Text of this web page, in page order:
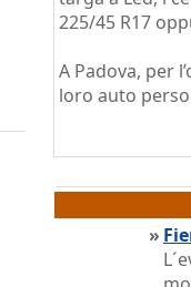
225/45 R17
A Padova, per
loro auto
»